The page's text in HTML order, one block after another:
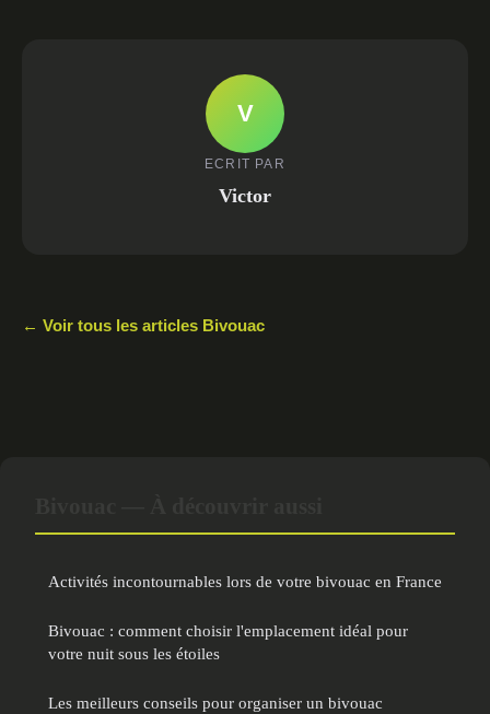
V
ECRIT PAR
Victor
← Voir tous les articles Bivouac
Activités incontournables lors de votre bivouac en France
Bivouac : comment choisir l'emplacement idéal pour
votre nuit sous les étoiles
Les meilleurs conseils pour organiser un bivouac